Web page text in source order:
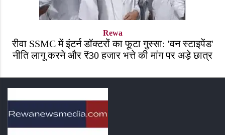
Rewa
रीवा SSMC में इंटर्न डॉक्टरों का फूटा गुस्सा: 'वन स्टाइपेंड'
नीति लागू करने और ₹30 हजार भत्ते की मांग पर अड़े छात्र